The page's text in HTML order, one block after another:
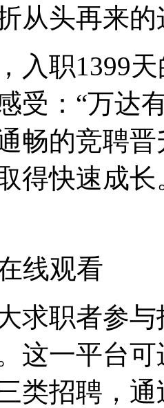
从头再来
入职1399
受： “万达
畅的竞聘
得快速成长
线观看
求职者参
这一平台
类招聘，